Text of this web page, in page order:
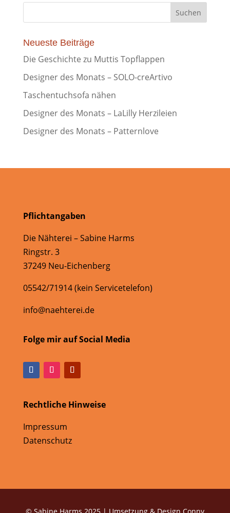
Neueste Beiträge
Die Geschichte zu Muttis Topflappen
Designer des Monats – SOLO-creArtivo
Taschentuchsofa nähen
Designer des Monats – LaLilly Herzileien
Designer des Monats – Patternlove
Pflichtangaben
Die Nähterei – Sabine Harms
Ringstr. 3
37249 Neu-Eichenberg
05542/71914 (kein Servicetelefon)
info@naehterei.de
Folge mir auf Social Media
Rechtliche Hinweise
Impressum
Datenschutz